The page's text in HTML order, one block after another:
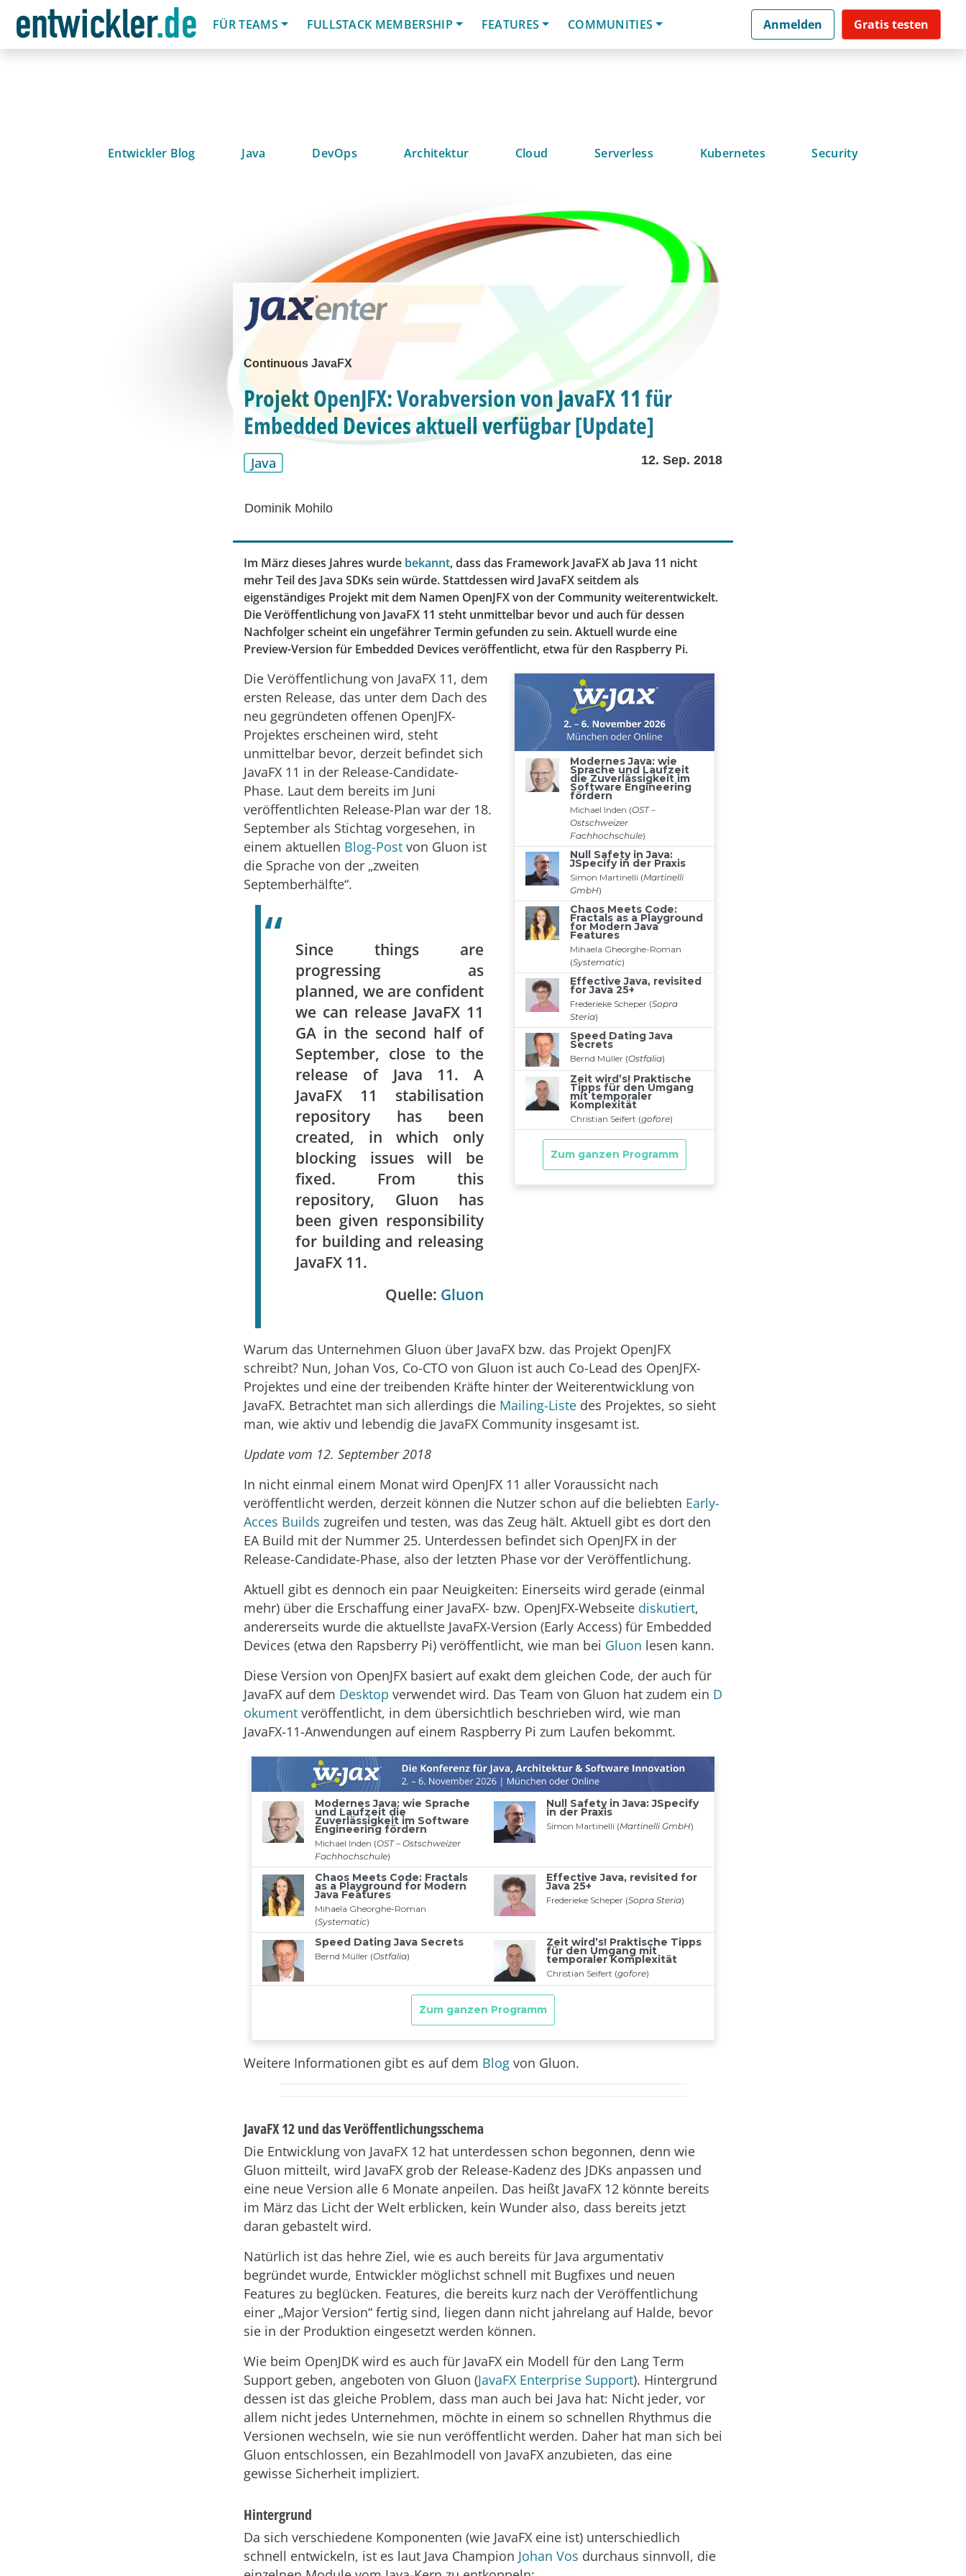
FÜR TEAMS
FULLSTACK MEMBERSHIP FEATURES COMMUNITIES Anmelden Gratis testen
Entwickler Blog Java DevOps Architektur Cloud Serverless Kubernetes Security
Continuous JavaFX
Projekt OpenJFX: Vorabversion von JavaFX 11 für
Embedded Devices aktuell verfügbar [Update]
Java 12. Sep. 2018
Dominik Mohilo
Im März dieses Jahres wurde bekannt, dass das Framework JavaFX ab Java 11 nicht
mehr Teil des Java SDKs sein würde. Stattdessen wird JavaFX seitdem als
eigenständiges Projekt mit dem Namen OpenJFX von der Community weiterentwickelt.
Die Veröffentlichung von JavaFX 11 steht unmittelbar bevor und auch für dessen
Nachfolger scheint ein ungefährer Termin gefunden zu sein. Aktuell wurde eine
Preview-Version für Embedded Devices veröffentlicht, etwa für den Raspberry Pi.
Die Veröffentlichung von JavaFX 11, dem
ersten Release, das unter dem Dach des
neu gegründeten offenen OpenJFX-
Projektes erscheinen wird, steht
unmittelbar bevor, derzeit befindet sich
JavaFX 11 in der Release-Candidate-
Phase. Laut dem bereits im Juni
veröffentlichten Release-Plan war der 18.
September als Stichtag vorgesehen, in
einem aktuellen Blog-Post von Gluon ist
die Sprache von der „zweiten
Septemberhälfte“.
Since things are
progressing as
planned, we are confident
we can release JavaFX 11
GA in the second half of
September, close to the
release of Java 11. A
JavaFX 11 stabilisation
repository has been
created, in which only
blocking issues will be
fixed. From this
repository, Gluon has
been given responsibility
for building and releasing
JavaFX 11.
Quelle: Gluon
Warum das Unternehmen Gluon über JavaFX bzw. das Projekt OpenJFX
schreibt? Nun, Johan Vos, Co-CTO von Gluon ist auch Co-Lead des OpenJFX-
Projektes und eine der treibenden Kräfte hinter der Weiterentwicklung von
JavaFX. Betrachtet man sich allerdings die Mailing-Liste des Projektes, so sieht
man, wie aktiv und lebendig die JavaFX Community insgesamt ist.
Update vom 12. September 2018
In nicht einmal einem Monat wird OpenJFX 11 aller Voraussicht nach
veröffentlicht werden, derzeit können die Nutzer schon auf die beliebten Early-
Acces Builds zugreifen und testen, was das Zeug hält. Aktuell gibt es dort den
EA Build mit der Nummer 25. Unterdessen befindet sich OpenJFX in der
Release-Candidate-Phase, also der letzten Phase vor der Veröffentlichung.
Aktuell gibt es dennoch ein paar Neuigkeiten: Einerseits wird gerade (einmal
mehr) über die Erschaffung einer JavaFX- bzw. OpenJFX-Webseite diskutiert,
andererseits wurde die aktuellste JavaFX-Version (Early Access) für Embedded
Devices (etwa den Rapsberry Pi) veröffentlicht, wie man bei Gluon lesen kann.
Diese Version von OpenJFX basiert auf exakt dem gleichen Code, der auch für
JavaFX auf dem Desktop verwendet wird. Das Team von Gluon hat zudem ein D
okument veröffentlicht, in dem übersichtlich beschrieben wird, wie man
JavaFX-11-Anwendungen auf einem Raspberry Pi zum Laufen bekommt.
Weitere Informationen gibt es auf dem Blog von Gluon.
JavaFX 12 und das Veröffentlichungsschema
Die Entwicklung von JavaFX 12 hat unterdessen schon begonnen, denn wie
Gluon mitteilt, wird JavaFX grob der Release-Kadenz des JDKs anpassen und
eine neue Version alle 6 Monate anpeilen. Das heißt JavaFX 12 könnte bereits
im März das Licht der Welt erblicken, kein Wunder also, dass bereits jetzt
daran gebastelt wird.
Natürlich ist das hehre Ziel, wie es auch bereits für Java argumentativ
begründet wurde, Entwickler möglichst schnell mit Bugfixes und neuen
Features zu beglücken. Features, die bereits kurz nach der Veröffentlichung
einer „Major Version“ fertig sind, liegen dann nicht jahrelang auf Halde, bevor
sie in der Produktion eingesetzt werden können.
Wie beim OpenJDK wird es auch für JavaFX ein Modell für den Lang Term
Support geben, angeboten von Gluon (JavaFX Enterprise Support). Hintergrund
dessen ist das gleiche Problem, dass man auch bei Java hat: Nicht jeder, vor
allem nicht jedes Unternehmen, möchte in einem so schnellen Rhythmus die
Versionen wechseln, wie sie nun veröffentlicht werden. Daher hat man sich bei
Gluon entschlossen, ein Bezahlmodell von JavaFX anzubieten, das eine
gewisse Sicherheit impliziert.
Hintergrund
Da sich verschiedene Komponenten (wie JavaFX eine ist) unterschiedlich
schnell entwickeln, ist es laut Java Champion Johan Vos durchaus sinnvoll, die